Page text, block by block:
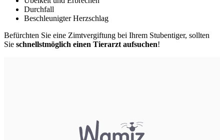
Durchfall
Beschleunigter Herzschlag
Befürchten Sie eine Zimtvergiftung bei Ihrem Stubentiger, sollten
Sie schnellstmöglich einen Tierarzt aufsuchen!